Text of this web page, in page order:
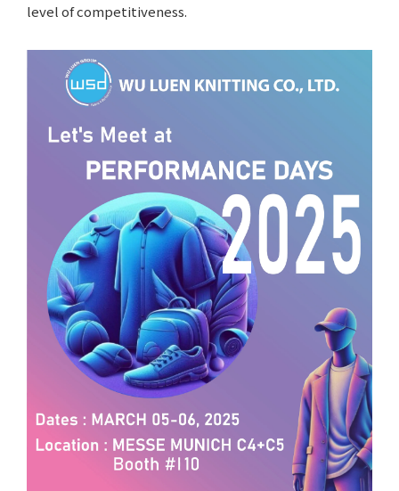
level of competitiveness.